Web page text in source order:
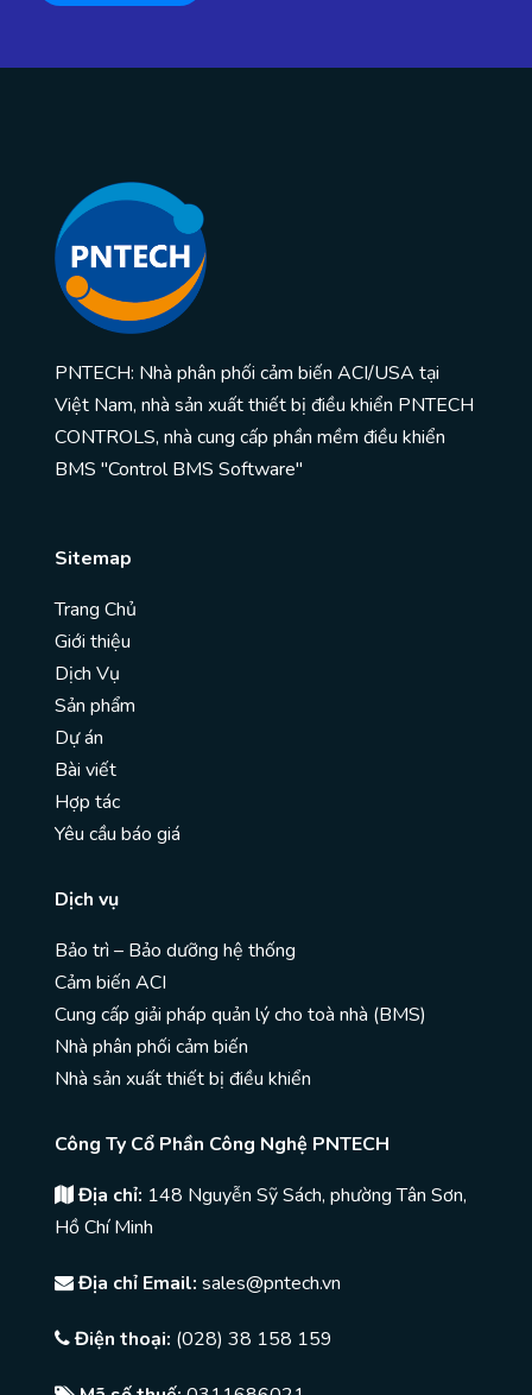
PNTECH: Nhà phân phối cảm biến ACI/USA tại
Việt Nam, nhà sản xuất thiết bị điều khiển PNTECH
CONTROLS, nhà cung cấp phần mềm điều khiển
BMS "Control BMS Software"
Sitemap
Trang Chủ
Giới thiệu
Dịch Vụ
Sản phẩm
Dự án
Bài viết
Hợp tác
Yêu cầu báo giá
Dịch vụ
Bảo trì – Bảo dưỡng hệ thống
Cảm biến ACI
Cung cấp giải pháp quản lý cho toà nhà (BMS)
Nhà phân phối cảm biến
Nhà sản xuất thiết bị điều khiển
Công Ty Cổ Phần Công Nghệ PNTECH
Địa chỉ: 148 Nguyễn Sỹ Sách, phường Tân Sơn,
Hồ Chí Minh
Địa chỉ Email: sales@pntech.vn
Điện thoại: (028) 38 158 159